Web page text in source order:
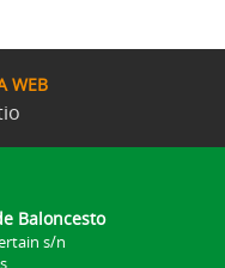
WEB
Baloncesto
s/n